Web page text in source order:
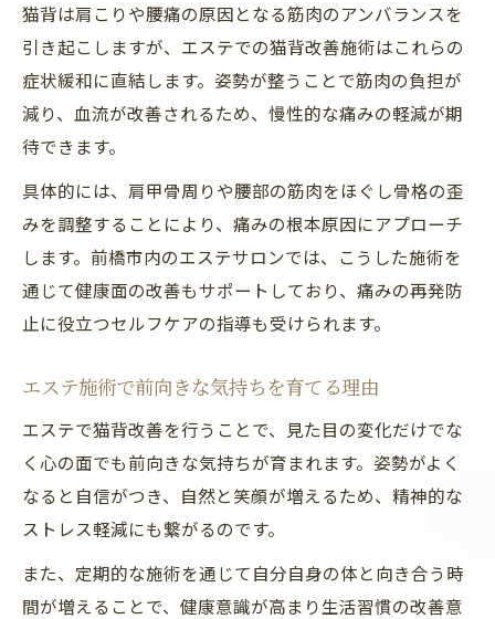
猫背は肩こりや腰痛の原因となる筋肉のアンバランスを
引き起こしますが、エステでの猫背改善施術はこれらの
症状緩和に直結します。姿勢が整うことで筋肉の負担が
減り、血流が改善されるため、慢性的な痛みの軽減が期
待できます。
具体的には、肩甲骨周りや腰部の筋肉をほぐし骨格の歪
みを調整することにより、痛みの根本原因にアプローチ
します。前橋市内のエステサロンでは、こうした施術を
通じて健康面の改善もサポートしており、痛みの再発防
止に役立つセルフケアの指導も受けられます。
エステ施術で前向きな気持ちを育てる理由
エステで猫背改善を行うことで、見た目の変化だけでな
く心の面でも前向きな気持ちが育まれます。姿勢がよく
なると自信がつき、自然と笑顔が増えるため、精神的な
ストレス軽減にも繋がるのです。
また、定期的な施術を通じて自分自身の体と向き合う時
間が増えることで、健康意識が高まり生活習慣の改善意